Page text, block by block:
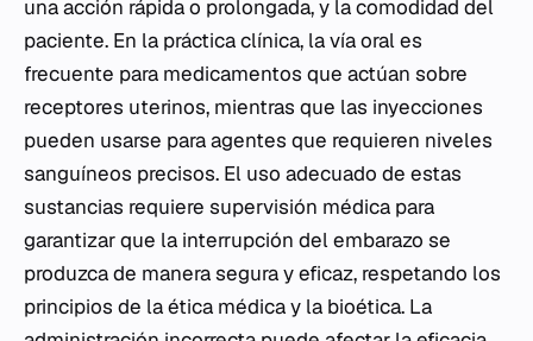
una acción rápida o prolongada, y la comodidad del
paciente. En la práctica clínica, la vía oral es
frecuente para medicamentos que actúan sobre
receptores uterinos, mientras que las inyecciones
pueden usarse para agentes que requieren niveles
sanguíneos precisos. El uso adecuado de estas
sustancias requiere supervisión médica para
garantizar que la interrupción del embarazo se
produzca de manera segura y eficaz, respetando los
principios de la ética médica y la bioética. La